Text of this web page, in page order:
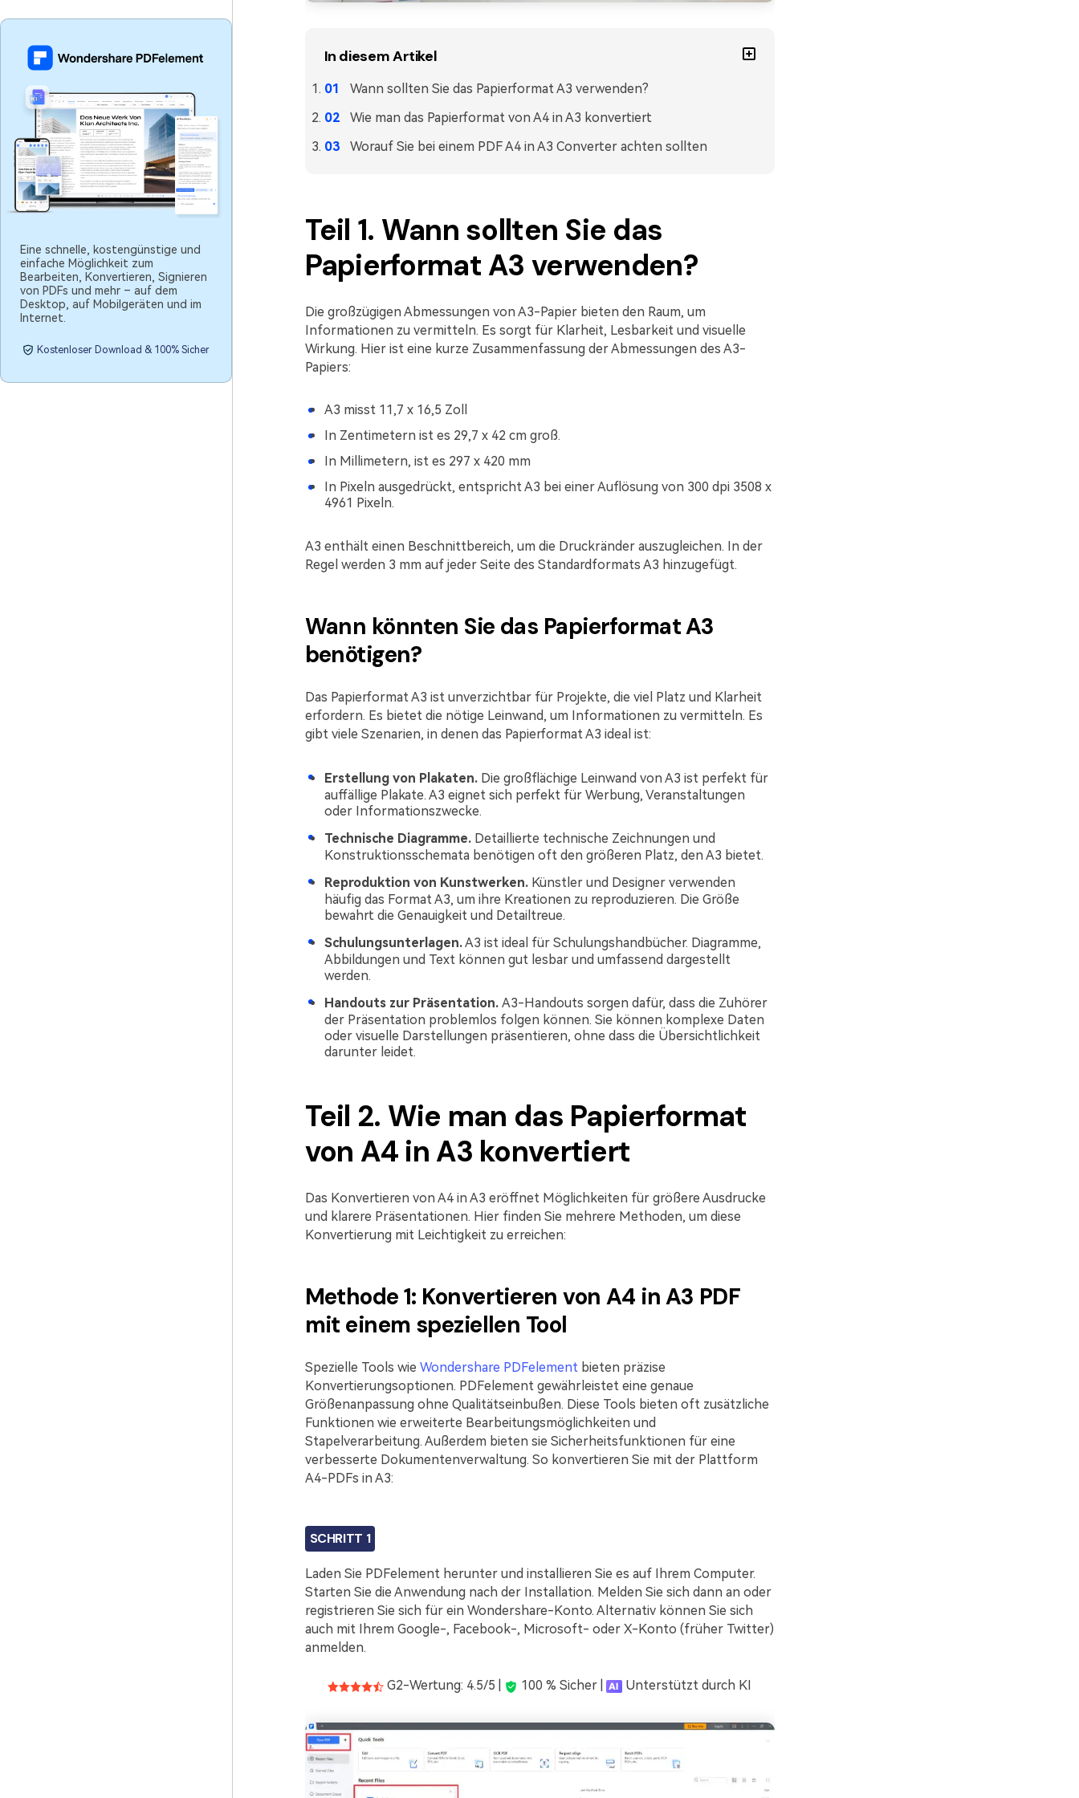
Eine schnelle, kostengünstige und
einfache Möglichkeit zum
Bearbeiten, Konvertieren, Signieren
von PDFs und mehr – auf dem
Desktop, auf Mobilgeräten und im
Internet.
Kostenloser Download & 100% Sicher
In diesem Artikel
Wann sollten Sie das Papierformat A3 verwenden?
Wie man das Papierformat von A4 in A3 konvertiert
Worauf Sie bei einem PDF A4 in A3 Converter achten sollten
Teil 1. Wann sollten Sie das
Papierformat A3 verwenden?
Die großzügigen Abmessungen von A3-Papier bieten den Raum, um
Informationen zu vermitteln. Es sorgt für Klarheit, Lesbarkeit und visuelle
Wirkung. Hier ist eine kurze Zusammenfassung der Abmessungen des A3-
Papiers:
A3 misst 11,7 x 16,5 Zoll
In Zentimetern ist es 29,7 x 42 cm groß.
In Millimetern, ist es 297 x 420 mm
In Pixeln ausgedrückt, entspricht A3 bei einer Auflösung von 300 dpi 3508 x
4961 Pixeln.
A3 enthält einen Beschnittbereich, um die Druckränder auszugleichen. In der
Regel werden 3 mm auf jeder Seite des Standardformats A3 hinzugefügt.
Wann könnten Sie das Papierformat A3
benötigen?
Das Papierformat A3 ist unverzichtbar für Projekte, die viel Platz und Klarheit
erfordern. Es bietet die nötige Leinwand, um Informationen zu vermitteln. Es
gibt viele Szenarien, in denen das Papierformat A3 ideal ist:
Erstellung von Plakaten.Die großflächige Leinwand von A3 ist perfekt für
auffällige Plakate. A3 eignet sich perfekt für Werbung, Veranstaltungen
oder Informationszwecke.
Technische Diagramme.Detaillierte technische Zeichnungen und
Konstruktionsschemata benötigen oft den größeren Platz, den A3 bietet.
Reproduktion von Kunstwerken.Künstler und Designer verwenden
häufig das Format A3, um ihre Kreationen zu reproduzieren. Die Größe
bewahrt die Genauigkeit und Detailtreue.
Schulungsunterlagen.A3 ist ideal für Schulungshandbücher. Diagramme,
Abbildungen und Text können gut lesbar und umfassend dargestellt
werden.
Handouts zur Präsentation. A3-Handouts sorgen dafür, dass die Zuhörer
der Präsentation problemlos folgen können. Sie können komplexe Daten
oder visuelle Darstellungen präsentieren, ohne dass die Übersichtlichkeit
darunter leidet.
Teil 2. Wie man das Papierformat
von A4 in A3 konvertiert
Das Konvertieren von A4 in A3 eröffnet Möglichkeiten für größere Ausdrucke
und klarere Präsentationen. Hier finden Sie mehrere Methoden, um diese
Konvertierung mit Leichtigkeit zu erreichen:
Methode 1: Konvertieren von A4 in A3 PDF
mit einem speziellen Tool
Spezielle Tools wie Wondershare PDFelementbieten präzise
Konvertierungsoptionen. PDFelement gewährleistet eine genaue
Größenanpassung ohne Qualitätseinbußen. Diese Tools bieten oft zusätzliche
Funktionen wie erweiterte Bearbeitungsmöglichkeiten und
Stapelverarbeitung. Außerdem bieten sie Sicherheitsfunktionen für eine
verbesserte Dokumentenverwaltung. So konvertieren Sie mit der Plattform
A4-PDFs in A3:
SCHRITT 1
Laden Sie PDFelement herunter und installieren Sie es auf Ihrem Computer.
Starten Sie die Anwendung nach der Installation. Melden Sie sich dann an oder
registrieren Sie sich für ein Wondershare-Konto. Alternativ können Sie sich
auch mit Ihrem Google-, Facebook-, Microsoft- oder X-Konto (früher Twitter)
anmelden.
G2-Wertung: 4.5/5 | 100 % Sicher | Unterstützt durch KI